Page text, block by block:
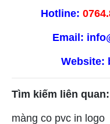
Hotline:
Email:
Website:
Tìm kiếm liên quan:
màng co pvc in logo